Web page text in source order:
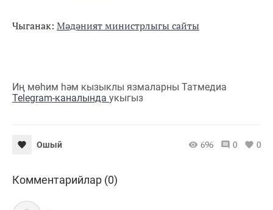
Чыганак: Мәдәният министрлыгы сайты
Иң мөһим һәм кызыклы язмаларны Татмедиа
Telegram-каналында укыгыз
Ошый 696 0 0
Комментарийлар (0)